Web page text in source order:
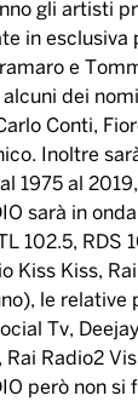
gli artisti
in esclusiva
e
dei
Conti,
Inoltre
1975 al
sarà in
102.5, RDS
Kiss Kiss,
le relative
Tv,
Rai Radio2
però non